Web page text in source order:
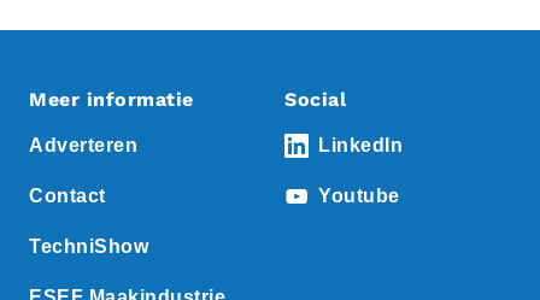
Meer informatie
Adverteren
Contact
TechniShow
Social
LinkedIn
Youtube